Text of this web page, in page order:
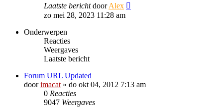
Laatste berichtdoorAlex
zo mei 28, 2023 11:28 am
Onderwerpen
Reacties
Weergaves
Laatste bericht
Forum URL Updated
doorimacat » do okt 04, 2012 7:13 am
0 Reacties
9047 Weergaves